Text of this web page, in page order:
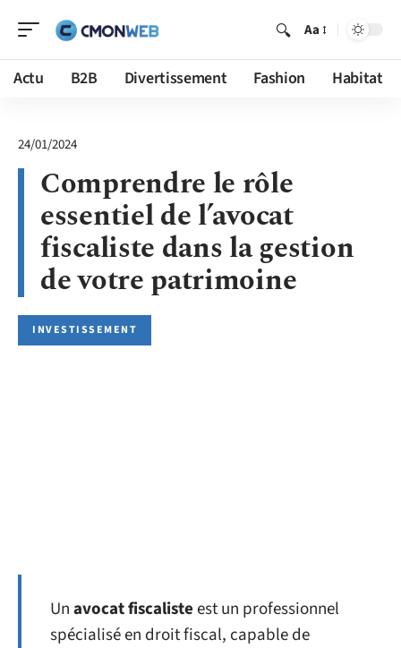
Aa
Actu B2B Divertissement Fashion Habitat
24/01/2024
Comprendre le rôle
essentiel de l’avocat
fiscaliste dans la gestion
de votre patrimoine
INVESTISSEMENT
Unavocat fiscalisteest un professionnel
spécialisé en droit fiscal, capable de